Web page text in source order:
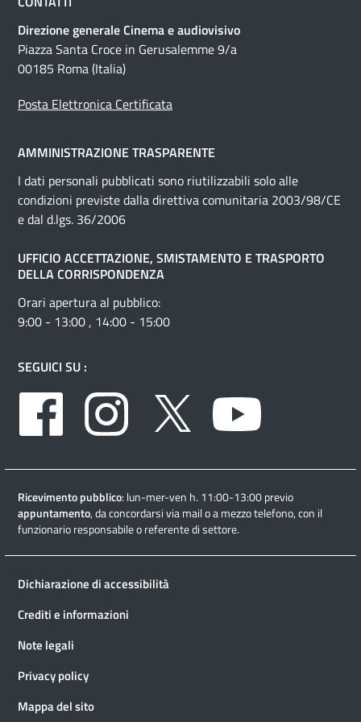
Direzione generale Cinema e audiovisivo
Piazza Santa Croce in Gerusalemme 9/a
00185 Roma (Italia)
Posta Elettronica Certificata
AMMINISTRAZIONE TRASPARENTE
I dati personali pubblicati sono riutilizzabili solo alle
condizioni previste dalla direttiva comunitaria 2003/98/CE
e dal d.lgs. 36/2006
UFFICIO ACCETTAZIONE, SMISTAMENTO E TRASPORTO
DELLA CORRISPONDENZA
Orari apertura al pubblico:
9:00 - 13:00 , 14:00 - 15:00
SEGUICI SU :
Facebook
Instagram Twitter
Ricevimento pubblico: lun-mer-ven h. 11:00-13:00 previo
appuntamento, da concordarsi via mail o a mezzo telefono, con il
funzionario responsabile o referente di settore.
Dichiarazione di accessibilità
Crediti e informazioni
Note legali
Privacy policy
Mappa del sito